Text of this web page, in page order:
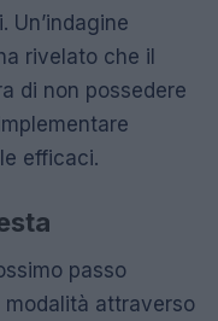
Un’indagine
rivelato che il
di non possedere
efficaci.
passo
modalità attraverso